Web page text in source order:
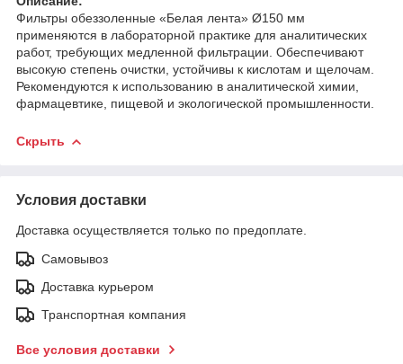
Фильтры обеззоленные «Белая лента» Ø150 мм
применяются в лабораторной практике для аналитических
работ, требующих медленной фильтрации. Обеспечивают
высокую степень очистки, устойчивы к кислотам и щелочам.
Рекомендуются к использованию в аналитической химии,
фармацевтике, пищевой и экологической промышленности.
Скрыть
Условия доставки
Доставка осуществляется только по предоплате.
Самовывоз
Доставка курьером
Транспортная компания
Все условия доставки